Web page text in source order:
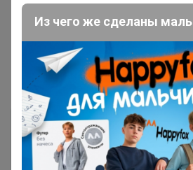
1 2 3
Показаны записи1-10
Из чего же сделаны